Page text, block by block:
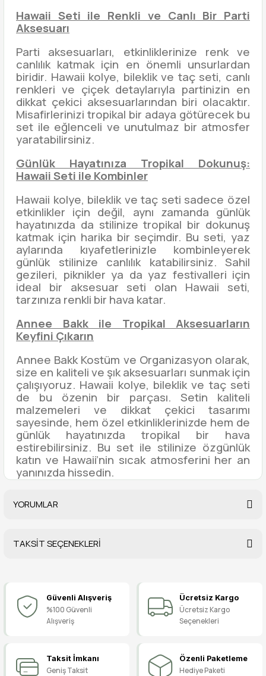
Hawaii Seti ile Renkli ve Canlı Bir Parti
Aksesuarı
Parti aksesuarları, etkinliklerinize renk ve
canlılık katmak için en önemli unsurlardan
biridir. Hawaii kolye, bileklik ve taç seti, canlı
renkleri ve çiçek detaylarıyla partinizin en
dikkat çekici aksesuarlarından biri olacaktır.
Misafirlerinizi tropikal bir adaya götürecek bu
set ile eğlenceli ve unutulmaz bir atmosfer
yaratabilirsiniz.
Günlük Hayatınıza Tropikal Dokunuş:
Hawaii Seti ile Kombinler
Hawaii kolye, bileklik ve taç seti sadece özel
etkinlikler için değil, aynı zamanda günlük
hayatınızda da stilinize tropikal bir dokunuş
katmak için harika bir seçimdir. Bu seti, yaz
aylarında kıyafetlerinizle kombinleyerek
günlük stilinize canlılık katabilirsiniz. Sahil
gezileri, piknikler ya da yaz festivalleri için
ideal bir aksesuar seti olan Hawaii seti,
tarzınıza renkli bir hava katar.
Annee Bakk ile Tropikal Aksesuarların
Keyfini Çıkarın
Annee Bakk Kostüm ve Organizasyon olarak,
size en kaliteli ve şık aksesuarları sunmak için
çalışıyoruz. Hawaii kolye, bileklik ve taç seti
de bu özenin bir parçası. Setin kaliteli
malzemeleri ve dikkat çekici tasarımı
sayesinde, hem özel etkinliklerinizde hem de
günlük hayatınızda tropikal bir hava
estirebilirsiniz. Bu set ile stilinize özgünlük
katın ve Hawaii’nin sıcak atmosferini her an
yanınızda hissedin.
YORUMLAR
Yorum Yaz
TAKSİT SEÇENEKLERİ
Güvenli Alışveriş
%100 Güvenli
Alışveriş
Ücretsiz Kargo
Ücretsiz Kargo
Seçenekleri
Taksit İmkanı
Geniş Taksit
Özenli Paketleme
Hediye Paketi